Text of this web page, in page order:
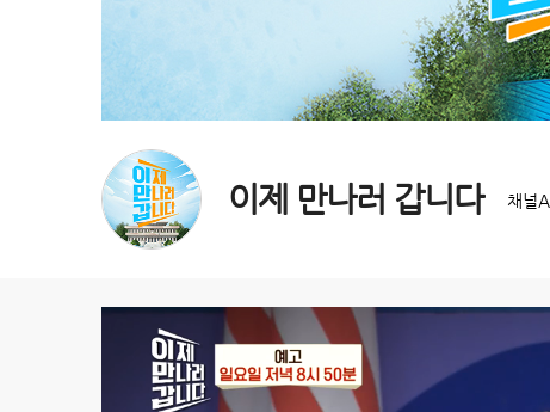
이제 만나러 갑니다 채널A